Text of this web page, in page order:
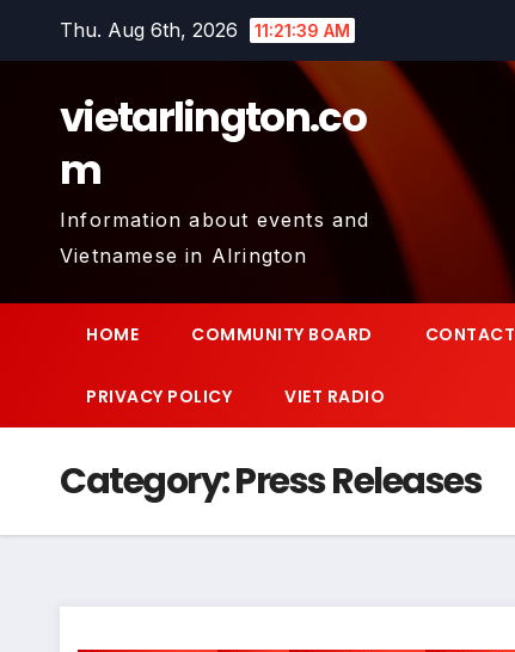
Thu. Aug 6th, 2026 11:21:40 AM
vietarlington.co
m
Information about events and
Vietnamese in Alrington
HOME COMMUNITY BOARD CONTACT
PRIVACY POLICY VIET RADIO
Category:Press Releases